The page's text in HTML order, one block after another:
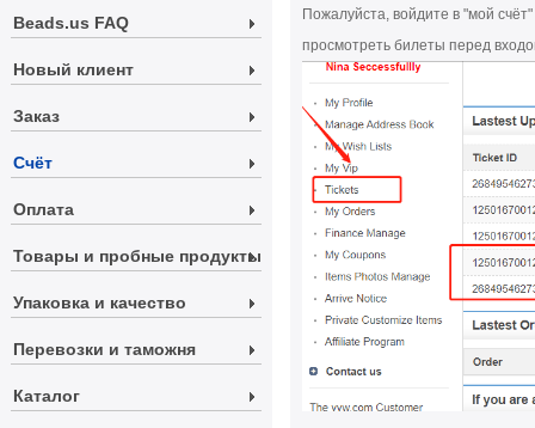
Beads.us FAQ
Новый клиент
Заказ
Счёт
Оплата
Товары и пробные продукты
Упаковка и качество
Перевозки и таможня
Каталог
Пожалуйста, войдите в "мой
просмотреть билеты перед